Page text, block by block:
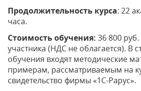
Продолжительность курса: 22
часа.
Стоимость обучения: 36 800
участника (НДС не облагается). В
обучения входят методические
примерам, рассматриваемым на
свидетельство фирмы «1С-Рарус».